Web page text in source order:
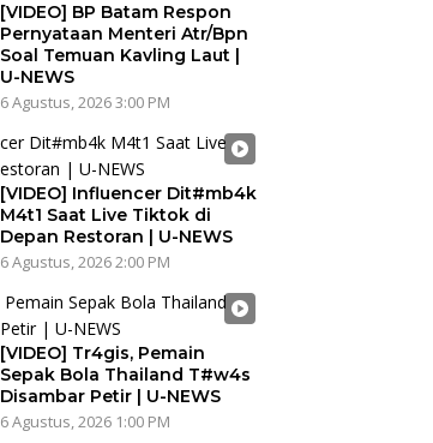
[VIDEO] BP Batam Respon
Pernyataan Menteri Atr/Bpn
Soal Temuan Kavling Laut |
U-NEWS
6 Agustus, 2026 3:00 PM
[VIDEO] Influencer Dit#mb4k
M4t1 Saat Live Tiktok di
Depan Restoran | U-NEWS
6 Agustus, 2026 2:00 PM
[VIDEO] Tr4gis, Pemain
Sepak Bola Thailand T#w4s
Disambar Petir | U-NEWS
6 Agustus, 2026 1:00 PM